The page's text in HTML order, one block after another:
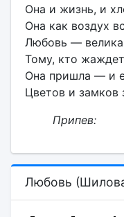
Она и жизнь, и
Она как воздух
Любовь —
Тому, кто
Она пришла — и
Цветов и замков
Припев:
Любовь